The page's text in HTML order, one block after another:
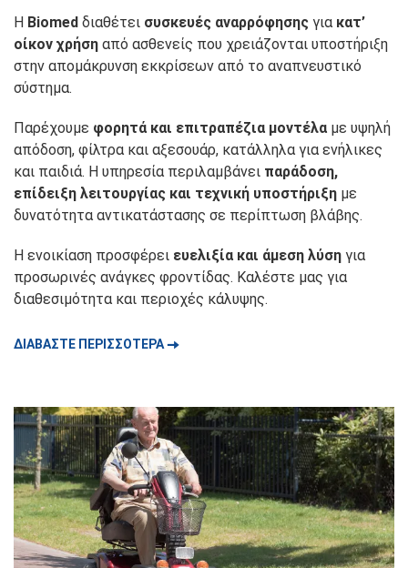
Η Biomed διαθέτει συσκευές αναρρόφησης για κατ’
οίκον χρήση από ασθενείς που χρειάζονται υποστήριξη
στην απομάκρυνση εκκρίσεων από το αναπνευστικό
σύστημα.
Παρέχουμε φορητά και επιτραπέζια μοντέλα με υψηλή
απόδοση, φίλτρα και αξεσουάρ, κατάλληλα για ενήλικες
και παιδιά. Η υπηρεσία περιλαμβάνει παράδοση,
επίδειξη λειτουργίας και τεχνική υποστήριξη με
δυνατότητα αντικατάστασης σε περίπτωση βλάβης.
Η ενοικίαση προσφέρει ευελιξία και άμεση λύση για
προσωρινές ανάγκες φροντίδας. Καλέστε μας για
διαθεσιμότητα και περιοχές κάλυψης.
ΔΙΑΒΑΣΤΕ ΠΕΡΙΣΣΟΤΕΡΑ🠆